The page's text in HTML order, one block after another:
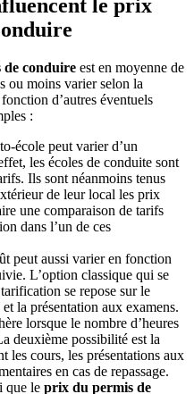
le prix
conduire est en moyenne de
ou moins varier selon la
d’autres éventuels
:
école peut varier d’un
les écoles de conduite sont
Ils sont néanmoins tenus
de leur local les prix
une comparaison de tarifs
dans l’un de ces
peut aussi varier en fonction
L’option classique qui se
se repose sur le
la présentation aux examens.
lorsque le nombre d’heures
deuxième possibilité est la
les cours, les présentations aux
en cas de repassage.
que le prix du permis de